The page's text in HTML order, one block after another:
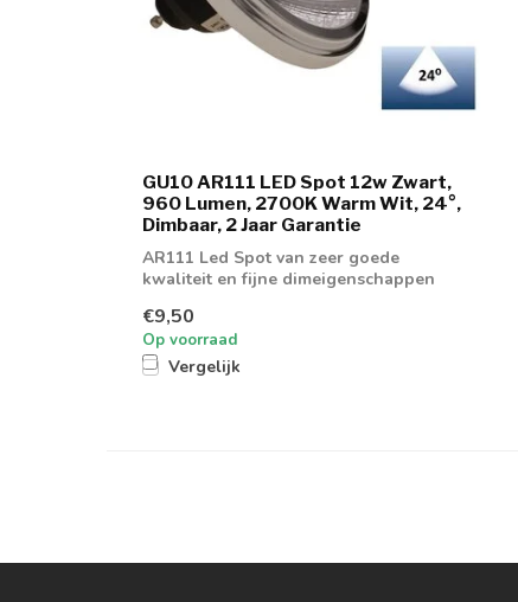
GU10 AR111 LED Spot 12w Zwart,
960 Lumen, 2700K Warm Wit, 24°,
Dimbaar, 2 Jaar Garantie
AR111 Led Spot van zeer goede
kwaliteit en fijne dimeigenschappen
€9,50
Op voorraad
Vergelijk